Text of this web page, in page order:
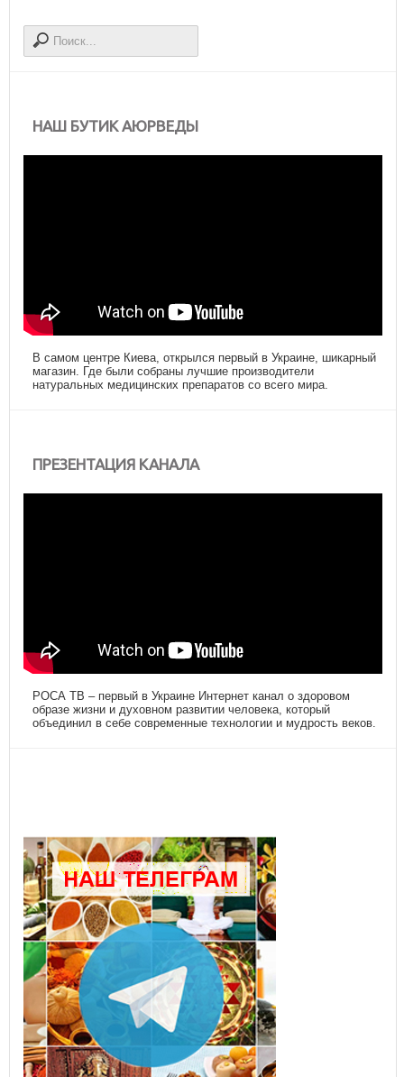
НАШ БУТИК АЮРВЕДЫ
В самом центре Киева, открылся первый в Украине, шикарный
магазин. Где были собраны лучшие производители
натуральных медицинских препаратов со всего мира.
ПРЕЗЕНТАЦИЯ КАНАЛА
РОСА ТВ – первый в Украине Интернет канал о здоровом
образе жизни и духовном развитии человека, который
объединил в себе современные технологии и мудрость веков.